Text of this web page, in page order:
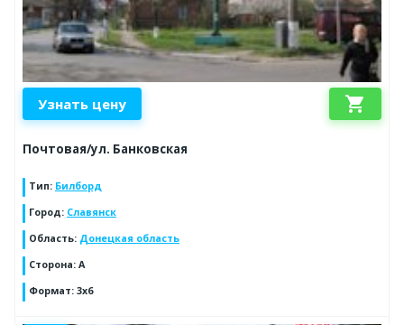
Узнать цену shopping_cart
Почтовая/ул. Банковская
Тип: Билборд
Город: Славянск
Область: Донецкая область
Сторона: А
Формат: 3х6